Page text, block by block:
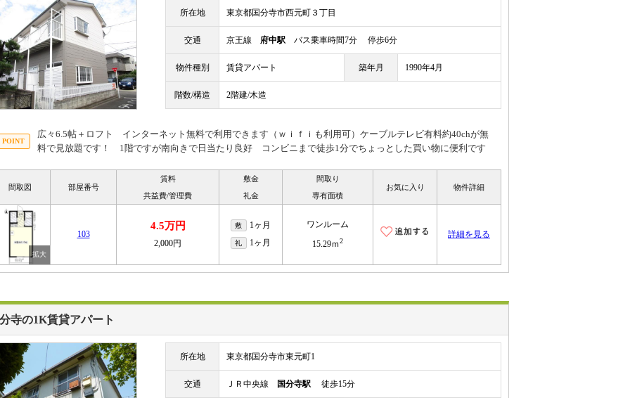
所在地 東京都国分寺市西元町３丁目
交通 京王線 府中駅 バス乗車時間7分 停歩6分
物件種別 賃貸アパート 築年月 1990年4月
階数/構造 2階建/木造
広々6.5帖＋ロフト インターネット無料で利用できます（ｗｉｆｉも利用可）ケーブルテレビ有料約40chが無
料で見放題です！ 1階ですが南向きで日当たり良好 コンビニまで徒歩1分でちょっとした買い物に便利です
間取図 部屋番号
賃料
共益費/管理費
敷金
礼金
間取り
専有面積
お気に入り 物件詳細
103
4.5万円
2,000円
敷 1ヶ月
礼 1ヶ月
ワンルーム
15.29ｍ2
詳細を見る
寺の1K賃貸アパート
所在地 東京都国分寺市東元町1
交通 ＪＲ中央線 国分寺駅 徒歩15分